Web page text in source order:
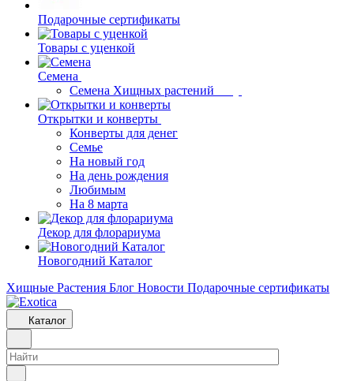
Подарочные сертификаты
Товары с уценкой
Семена
Семена Хищных растений
Открытки и конверты
Конверты для денег
Семье
На новый год
На день рождения
Любимым
На 8 марта
Декор для флорариума
Новогодний Каталог
Хищные Растения Блог Новости Подарочные сертификаты
Каталог